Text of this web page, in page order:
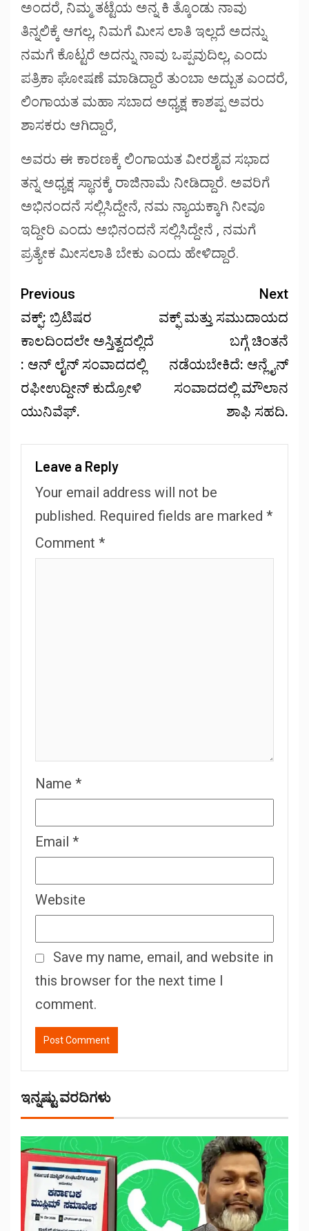
ಅಂದರೆ, ನಿಮ್ಮ ತಟ್ಟೆಯ ಅನ್ನ ಕಿ ತ್ಕೊಂಡು ನಾವು
ತಿನ್ನಲಿಕ್ಕೆ ಆಗಲ್ಲ, ನಿಮಗೆ ಮೀಸ ಲಾತಿ ಇಲ್ಲದೆ ಅದನ್ನು
ನಮಗೆ ಕೊಟ್ಟರೆ ಅದನ್ನು ನಾವು ಒಪ್ಪವುದಿಲ್ಲ, ಎಂದು
ಪತ್ರಿಕಾ ಘೋಷಣೆ ಮಾಡಿದ್ದಾರೆ ತುಂಬಾ ಅದ್ಬುತ ಎಂದರೆ,
ಲಿಂಗಾಯತ ಮಹಾ ಸಬಾದ ಅಧ್ಯಕ್ಷ ಕಾಶಪ್ಪ ಅವರು
ಶಾಸಕರು ಆಗಿದ್ದಾರೆ,
ಅವರು ಈ ಕಾರಣಕ್ಕೆ ಲಿಂಗಾಯತ ವೀರಶೈವ ಸಭಾದ
ತನ್ನ ಅಧ್ಯಕ್ಷ ಸ್ಥಾನಕ್ಕೆ ರಾಜಿನಾಮೆ ನೀಡಿದ್ದಾರೆ. ಅವರಿಗೆ
ಅಭಿನಂದನೆ ಸಲ್ಲಿಸಿದ್ದೇನೆ, ನಮ ನ್ಯಾಯಕ್ಕಾಗಿ ನೀವೂ
ಇದ್ದೀರಿ ಎಂದು ಅಭಿನಂದನೆ ಸಲ್ಲಿಸಿದ್ದೇನೆ , ನಮಗೆ
ಪ್ರತ್ಯೇಕ ಮೀಸಲಾತಿ ಬೇಕು ಎಂದು ಹೇಳಿದ್ದಾರೆ.
Previous
ವಕ್ಫ್: ಬ್ರಿಟಿಷರ
ಕಾಲದಿಂದಲೇ ಅಸ್ತಿತ್ವದಲ್ಲಿದೆ
: ಆನ್ ಲೈನ್ ಸಂವಾದದಲ್ಲಿ
ರಫೀಉದ್ದೀನ್ ಕುದ್ರೋಳಿ
ಯುನಿವೆಫ್.
Next
ವಕ್ಫ್ ಮತ್ತು ಸಮುದಾಯದ
ಬಗ್ಗೆ ಚಿಂತನೆ
ನಡೆಯಬೇಕಿದೆ: ಆನ್ಲೈನ್
ಸಂವಾದದಲ್ಲಿ ಮೌಲಾನ
ಶಾಫಿ ಸಹದಿ.
Leave a Reply
Your email address will not be
published. Required fields are marked *
Comment *
Name *
Email *
Website
Save my name, email, and website in
this browser for the next time I
comment.
ಇನ್ನಷ್ಟು ವರದಿಗಳು